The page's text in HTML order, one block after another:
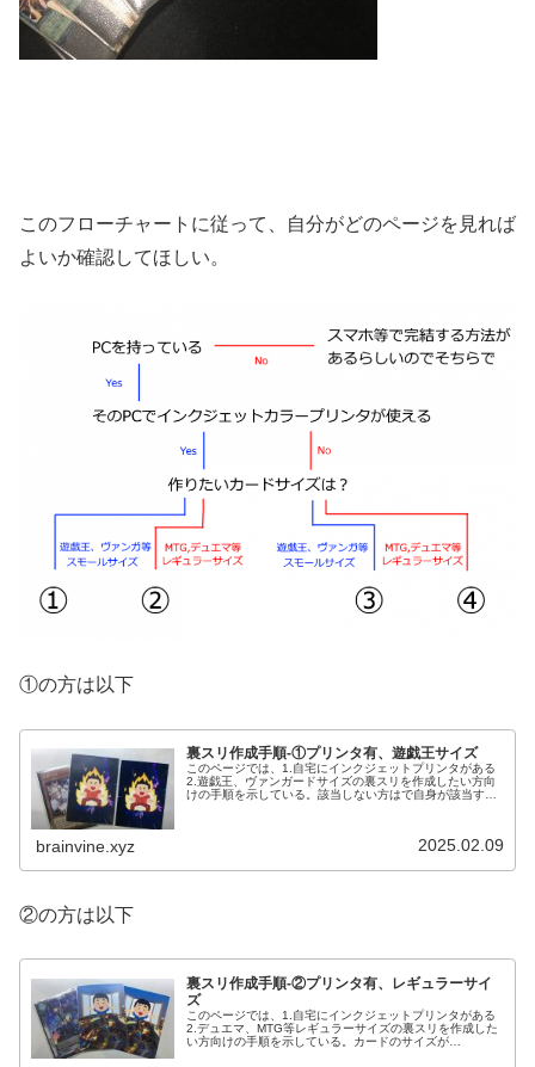
このフローチャートに従って、自分がどのページを見れば
よいか確認してほしい。
①の方は以下
裏スリ作成手順-①プリンタ有、遊戯王サイズ
このページでは、1.自宅にインクジェットプリンタがある
2.遊戯王、ヴァンガードサイズの裏スリを作成したい方向
けの手順を示している。該当しない方はで自身が該当する
brainvine.xyz 2025.02.09
②の方は以下
裏スリ作成手順-②プリンタ有、レギュラーサイ
ズ
このページでは、1.自宅にインクジェットプリンタがある
2.デュエマ、MTG等レギュラーサイズの裏スリを作成した
い方向けの手順を示している。カードのサイズが